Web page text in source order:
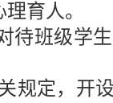
育人。
待班级学
规定，开